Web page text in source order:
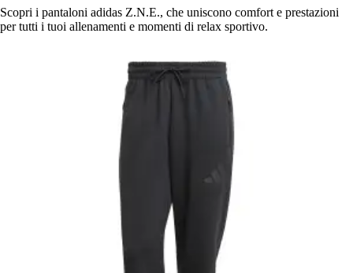
Scopri i pantaloni adidas Z.N.E., che uniscono comfort e prestazioni
per tutti i tuoi allenamenti e momenti di relax sportivo.